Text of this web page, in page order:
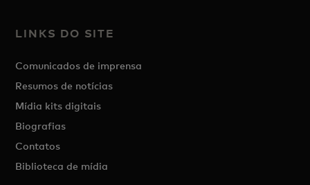
LINKS DO SITE
Comunicados de imprensa
Resumos de notícias
Mídia kits digitais
Biografias
Contatos
Biblioteca de mídia